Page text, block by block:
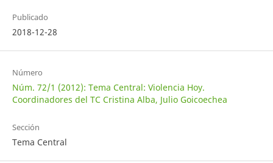
Publicado
2018-12-28
Número
Núm. 72/1 (2012): Tema Central: Violencia Hoy.
Coordinadores del TC Cristina Alba, Julio Goicoechea
Sección
Tema Central